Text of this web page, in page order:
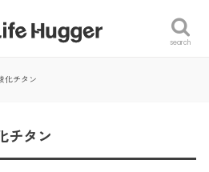
search
化チタン
チタン